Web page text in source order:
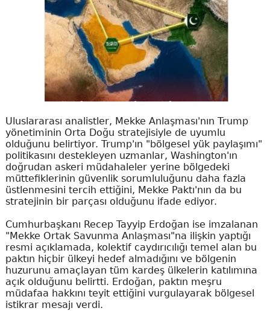
Uluslararası analistler, Mekke Anlaşması'nın Trump
yönetiminin Orta Doğu stratejisiyle de uyumlu
olduğunu belirtiyor. Trump'ın "bölgesel yük paylaşımı"
politikasını destekleyen uzmanlar, Washington'ın
doğrudan askeri müdahaleler yerine bölgedeki
müttefiklerinin güvenlik sorumluluğunu daha fazla
üstlenmesini tercih ettiğini, Mekke Paktı'nın da bu
stratejinin bir parçası olduğunu ifade ediyor.
Cumhurbaşkanı Recep Tayyip Erdoğan ise imzalanan
"Mekke Ortak Savunma Anlaşması"na ilişkin yaptığı
resmi açıklamada, kolektif caydırıcılığı temel alan bu
paktın hiçbir ülkeyi hedef almadığını ve bölgenin
huzurunu amaçlayan tüm kardeş ülkelerin katılımına
açık olduğunu belirtti. Erdoğan, paktın meşru
müdafaa hakkını teyit ettiğini vurgulayarak bölgesel
istikrar mesajı verdi.